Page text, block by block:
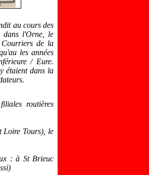
au cours des
dans l'Orne, le
de la
les années
/ Eure.
étaient dans la
routières
Loire Tours), le
:à St Brieuc